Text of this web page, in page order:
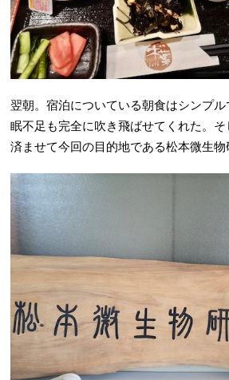
翌朝。宿泊についている朝食はシンプ
眠不足も完全に吹き飛ばせてくれた。
済ませて今回の目的地である松本微生物